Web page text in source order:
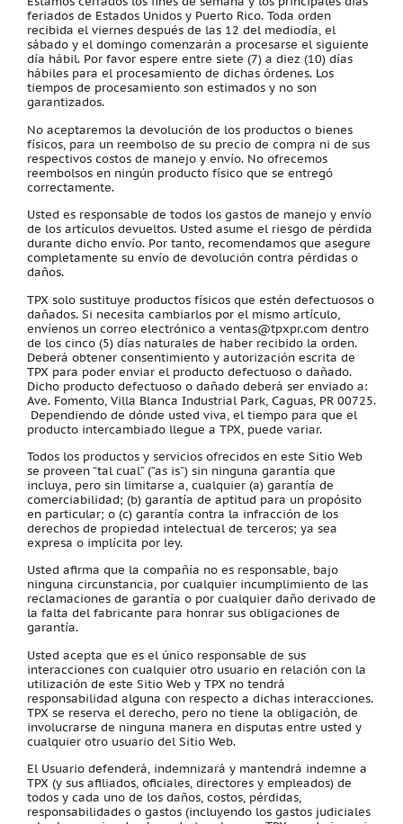
feriados de Estados Unidos y Puerto Rico. Toda orden
recibida el viernes después de las 12 del mediodía, el
sábado y el domingo comenzarán a procesarse el siguiente
día hábil. Por favor espere entre siete (7) a diez (10) días
hábiles para el procesamiento de dichas órdenes. Los
tiempos de procesamiento son estimados y no son
garantizados.
No aceptaremos la devolución de los productos o bienes
físicos, para un reembolso de su precio de compra ni de sus
respectivos costos de manejo y envío. No ofrecemos
reembolsos en ningún producto físico que se entregó
correctamente.
Usted es responsable de todos los gastos de manejo y envío
de los artículos devueltos. Usted asume el riesgo de pérdida
durante dicho envío. Por tanto, recomendamos que asegure
completamente su envío de devolución contra pérdidas o
daños.
TPX solo sustituye productos físicos que estén defectuosos o
dañados. Si necesita cambiarlos por el mismo artículo,
envíenos un correo electrónico a ventas@tpxpr.com dentro
de los cinco (5) días naturales de haber recibido la orden.
Deberá obtener consentimiento y autorización escrita de
TPX para poder enviar el producto defectuoso o dañado.
Dicho producto defectuoso o dañado deberá ser enviado a:
Ave. Fomento, Villa Blanca Industrial Park, Caguas, PR 00725.
Dependiendo de dónde usted viva, el tiempo para que el
producto intercambiado llegue a TPX, puede variar.
Todos los productos y servicios ofrecidos en este Sitio Web
se proveen “tal cual” (“as is”) sin ninguna garantía que
incluya, pero sin limitarse a, cualquier (a) garantía de
comerciabilidad; (b) garantía de aptitud para un propósito
en particular; o (c) garantía contra la infracción de los
derechos de propiedad intelectual de terceros; ya sea
expresa o implícita por ley.
Usted afirma que la compañía no es responsable, bajo
ninguna circunstancia, por cualquier incumplimiento de las
reclamaciones de garantía o por cualquier daño derivado de
la falta del fabricante para honrar sus obligaciones de
garantía.
Usted acepta que es el único responsable de sus
interacciones con cualquier otro usuario en relación con la
utilización de este Sitio Web y TPX no tendrá
responsabilidad alguna con respecto a dichas interacciones.
TPX se reserva el derecho, pero no tiene la obligación, de
involucrarse de ninguna manera en disputas entre usted y
cualquier otro usuario del Sitio Web.
El Usuario defenderá, indemnizará y mantendrá indemne a
TPX (y sus afiliados, oficiales, directores y empleados) de
todos y cada uno de los daños, costos, pérdidas,
responsabilidades o gastos (incluyendo los gastos judiciales